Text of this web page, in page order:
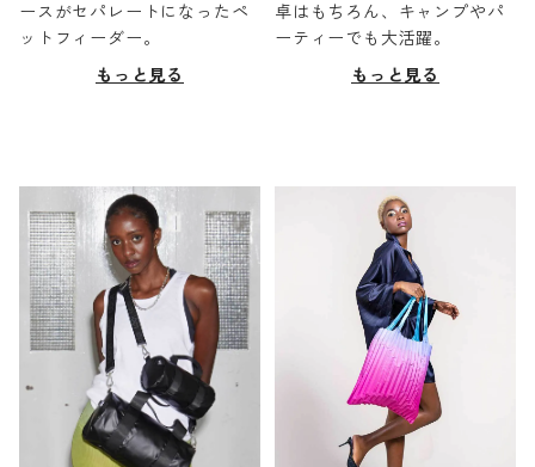
ースがセパレートになったペ
ットフィーダー。
もっと見る
卓はもちろん、キャンプやパ
ーティーでも大活躍。
もっと見る